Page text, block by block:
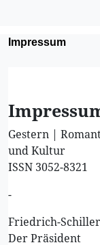
Impressum
Gestern |
und Kultur
ISSN 3052-8321
-
Friedrich-
Der Präsident